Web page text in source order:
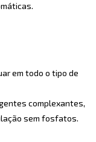
em todo o tipo de
complexantes,
sem fosfatos.